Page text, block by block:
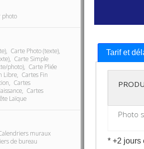
photo
Carte Photo (texte),
Carte Simple
photo), Carte Pliée
Libre, Cartes Fin
Cartes
Cartes
Laïque
muraux
de bureau
Tarif et
Photo
* +2 jours